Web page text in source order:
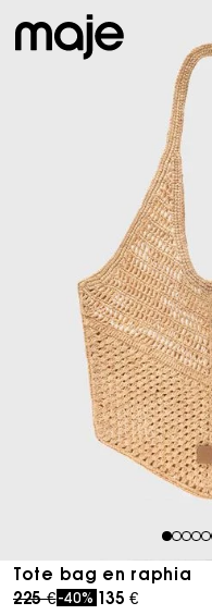
12345
Tote bag en raphia
Price reduced from
225 €to
-40% 135 €